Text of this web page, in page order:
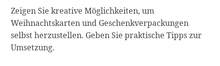
Zeigen Sie kreative Möglichkeiten, um
Weihnachtskarten und Geschenkverpackungen
selbst herzustellen. Geben Sie praktische Tipps zur
Umsetzung.